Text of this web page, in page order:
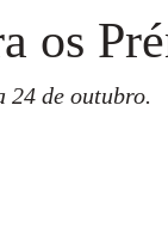
os
24 de outubro.